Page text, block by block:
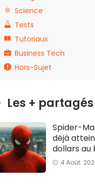
Science
Tests
Tutoriaux
Business Tech
Hors-Sujet
Les +
Spider-
déjà
dollars
4 Août.